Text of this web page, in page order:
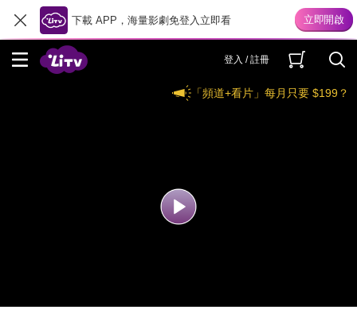
下載 APP，海量影劇免登入立即看
登入 / 註冊
「頻道+看片」每月只要 $199？